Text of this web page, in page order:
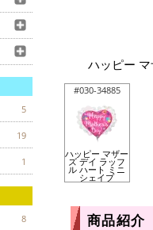
5
19
1
8
ハッピー
#030-34885
ハッピー マザー
ズ デイ ラッフ
ル ハート ミニ
シェイプ
商品紹介